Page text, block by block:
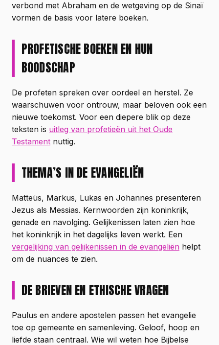
verbond met Abraham en de wetgeving op de Sinaï
vormen de basis voor latere boeken.
PROFETISCHE BOEKEN EN HUN
BOODSCHAP
De profeten spreken over oordeel en herstel. Ze
waarschuwen voor ontrouw, maar beloven ook een
nieuwe toekomst. Voor een diepere blik op deze
teksten is uitleg van profetieën uit het Oude
Testament nuttig.
THEMA’S IN DE EVANGELIËN
Matteüs, Markus, Lukas en Johannes presenteren
Jezus als Messias. Kernwoorden zijn koninkrijk,
genade en navolging. Gelijkenissen laten zien hoe
het koninkrijk in het dagelijks leven werkt. Een
vergelijking van gelijkenissen in de evangeliën helpt
om de nuances te zien.
DE BRIEVEN EN ETHISCHE VRAGEN
Paulus en andere apostelen passen het evangelie
toe op gemeente en samenleving. Geloof, hoop en
liefde staan centraal. Wie wil weten hoe Bijbelse